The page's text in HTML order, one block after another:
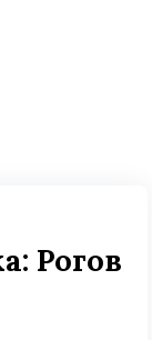
Рогов